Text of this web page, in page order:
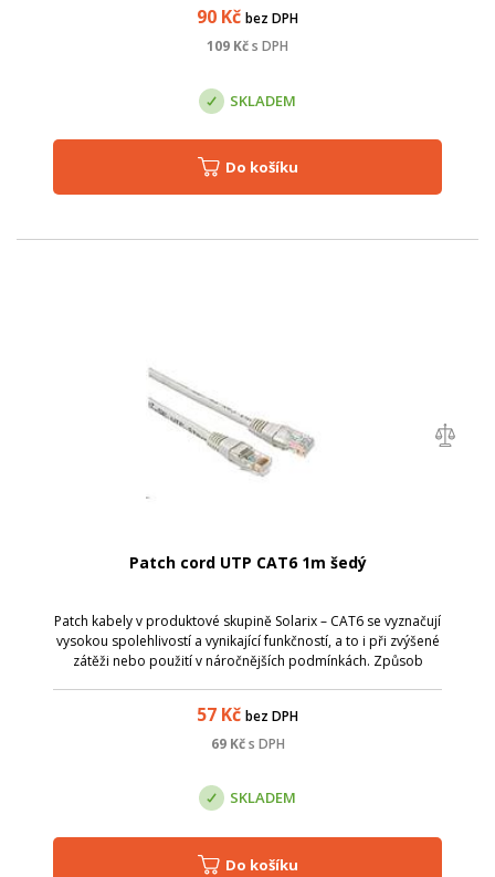
90 Kč bez DPH
109 Kčs DPH
SKLADEM
Do košíku
Patch cord UTP CAT6 1m šedý
Patch kabely v produktové skupině Solarix – CAT6 se vyznačují
vysokou spolehlivostí a vynikající funkčností, a to i při zvýšené
zátěži nebo použití v náročnějších podmínkách. Způsob
57 Kč bez DPH
69Kč s DPH
SKLADEM
Do košíku